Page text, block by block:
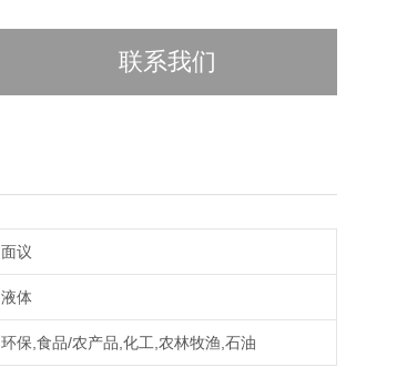
联系我们
面议
液体
环保,食品/农产品,化工,农林牧渔,石油